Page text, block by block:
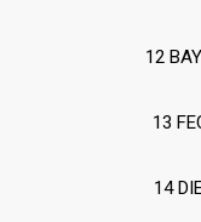
12
13
14